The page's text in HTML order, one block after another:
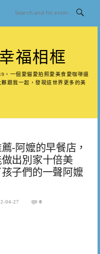
福相框
。一個愛貓愛拍照愛美食愛咖啡還
跟我一起，發現這世界更多的美
-阿嬤的早餐店，
出別家十倍美
子們的一聲阿嬤
04-27 0